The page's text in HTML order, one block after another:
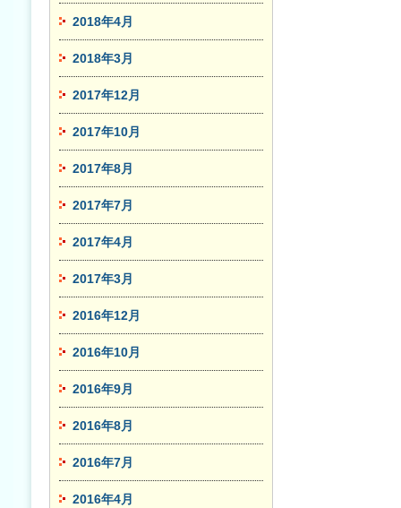
2018年4月
2018年3月
2017年12月
2017年10月
2017年8月
2017年7月
2017年4月
2017年3月
2016年12月
2016年10月
2016年9月
2016年8月
2016年7月
2016年4月